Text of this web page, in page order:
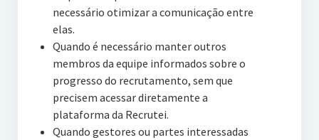
necessário otimizar a comunicação entre
elas.
Quando é necessário manter outros
membros da equipe informados sobre o
progresso do recrutamento, sem que
precisem acessar diretamente a
plataforma da Recrutei.
Quando gestores ou partes interessadas